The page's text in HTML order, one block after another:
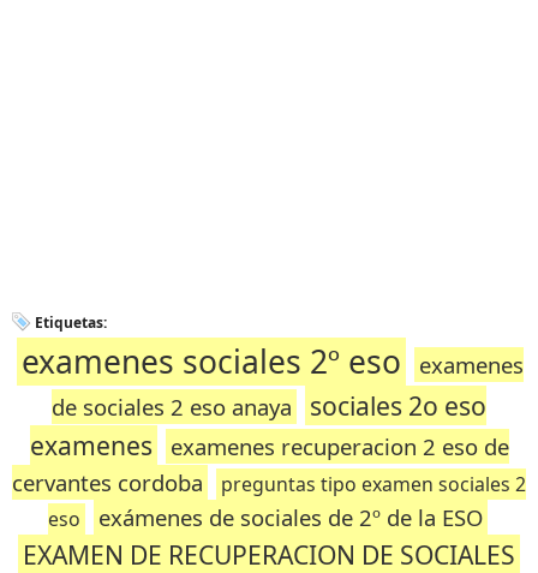
Etiquetas:
examenes sociales 2º eso
examenes
de sociales 2 eso anaya
sociales 2o eso
examenes
examenes recuperacion 2 eso de
cervantes cordoba
preguntas tipo examen sociales 2
eso
exámenes de sociales de 2º de la ESO
EXAMEN DE RECUPERACION DE SOCIALES